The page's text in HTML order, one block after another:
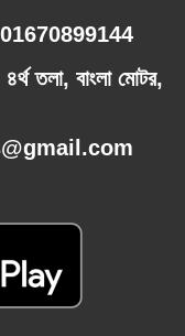
তলা, বাংলা মোটর,